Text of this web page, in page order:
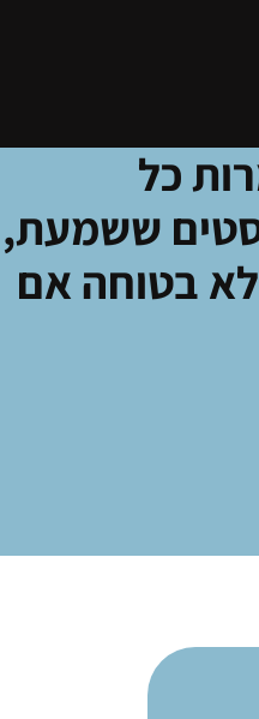
כל
ששמעת,
בטוחה אם